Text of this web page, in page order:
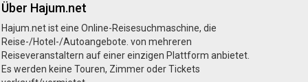
Über Hajum.net
Hajum.net ist eine Online-Reisesuchmaschine, die
Reise-/Hotel-/Autoangebote. von mehreren
Reiseveranstaltern auf einer einzigen Plattform anbietet.
Es werden keine Touren, Zimmer oder Tickets